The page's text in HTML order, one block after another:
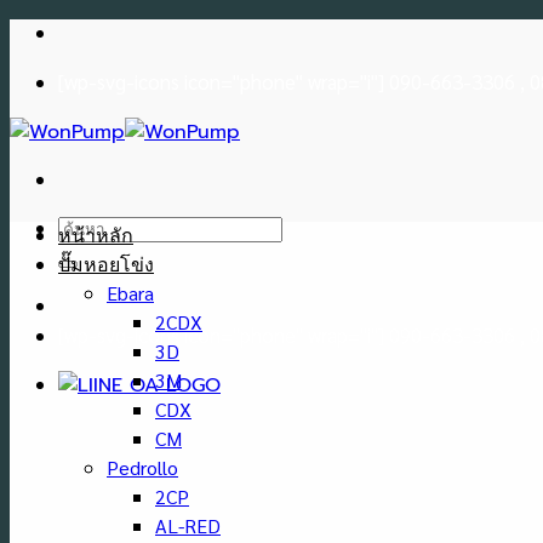
Skip
content
ค้นหา:
[wp-svg-icons icon="phone" wrap="i"] 090-663-3306 ,
หน้าหลัก
ปั๊มหอยโข่ง
Ebara
2CDX
3D
3M
CDX
CM
Pedrollo
2CP
AL-RED